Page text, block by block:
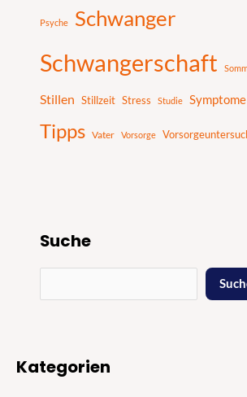
Psyche Schwanger
Schwangerschaft
Stillen Stillzeit Stress Studie Symptome
Tipps Vater Vorsorge
Suche
Kategorien